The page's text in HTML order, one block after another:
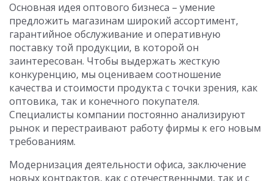
Основная идея оптового бизнеса – умение
предложить магазинам широкий ассортимент,
гарантийное обслуживание и оперативную
поставку той продукции, в которой он
заинтересован. Чтобы выдержать жесткую
конкуренцию, мы оцениваем соотношение
качества и стоимости продукта с точки зрения, как
оптовика, так и конечного покупателя.
Специалисты компании постоянно анализируют
рынок и перестраивают работу фирмы к его новым
требованиям.
Модернизация деятельности офиса, заключение
новых контрактов, как с отечественными, так и с